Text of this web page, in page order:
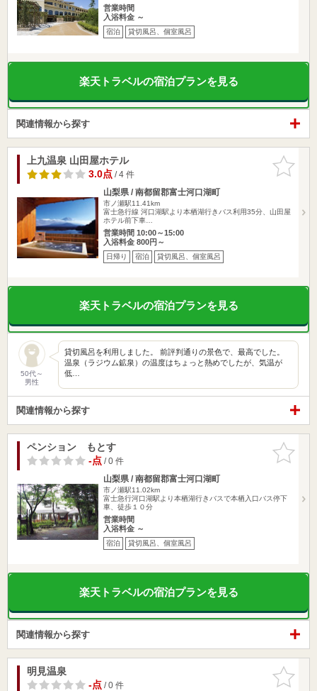
営業時間
入浴料金 ～
宿泊 貸切風呂、個室風呂
楽天トラベルの宿泊プランを見る
関連情報から探す
お気に入
りに追加
上九温泉 山田屋ホテル
3.0点/ 4 件
山梨県 / 南都留郡富士河口湖町
市ノ瀬駅11.41km
富士急行線 河口湖駅より本栖湖行きバス利用35分、山田屋
ホテル前下車…
営業時間 10:00～15:00
入浴料金 800円～
日帰り 宿泊 貸切風呂、個室風呂
楽天トラベルの宿泊プランを見る
50代～
男性
貸切風呂を利用しました。 前評判通りの景色で、最高でした。
温泉（ラジウム鉱泉）の温度はちょっと熱めでしたが、気温が
低…
関連情報から探す
お気に入
りに追加
ペンション もとす
-点/ 0 件
山梨県 / 南都留郡富士河口湖町
市ノ瀬駅11.02km
富士急行河口湖駅より本栖湖行きバスで本栖入口バス停下
車、徒歩１０分
営業時間
入浴料金 ～
宿泊 貸切風呂、個室風呂
楽天トラベルの宿泊プランを見る
関連情報から探す
お気に入
りに追加
明見温泉
-点/ 0 件